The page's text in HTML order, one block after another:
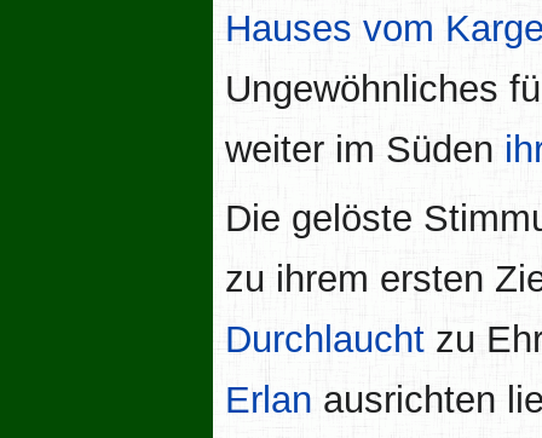
Hauses vom
Ungewöhnliches
weiter im Süden
Die gelöste
zu ihrem ersten
Durchlaucht zu
Erlan ausrichten